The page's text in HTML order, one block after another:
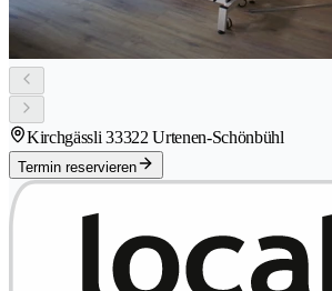
Kirchgässli 33322 Urtenen-Schönbühl
Termin reservieren